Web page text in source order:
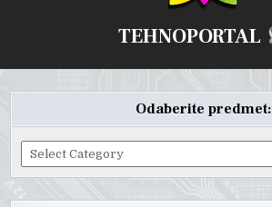
TEHNOPORTAL
Odaberite predmet:
Odaberite
predmet: